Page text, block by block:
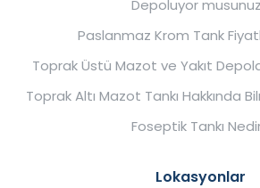
Depoluyor
Paslanmaz Krom Tank
Toprak Üstü Mazot ve Yakıt
Toprak Altı Mazot Tankı Hakkında
Foseptik Tankı
Lokasyonlar